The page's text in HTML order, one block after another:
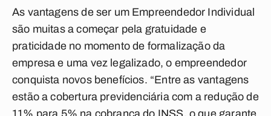
As vantagens de ser um Empreendedor Individual
são muitas a começar pela gratuidade e
praticidade no momento de formalização da
empresa e uma vez legalizado, o empreendedor
conquista novos benefícios. “Entre as vantagens
estão a cobertura previdenciária com a redução de
11% para 5% na cobrança do INSS, o que garante